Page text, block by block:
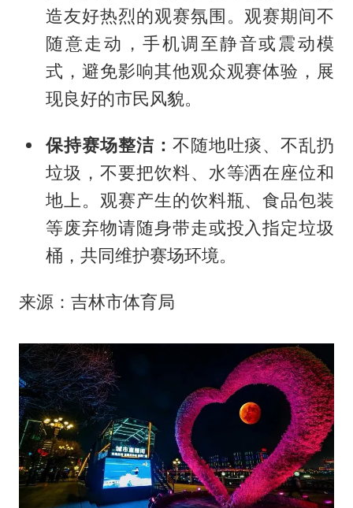
造友好热烈的观赛氛围。观赛期间不
随意走动，手机调至静音或震动模
式，避免影响其他观众观赛体验，展
现良好的市民风貌。
保持赛场整洁： 不随地吐痰、不乱扔
垃圾，不要把饮料、水等洒在座位和
地上。观赛产生的饮料瓶、食品包装
等废弃物请随身带走或投入指定垃圾
桶，共同维护赛场环境。
来源：吉林市体育局